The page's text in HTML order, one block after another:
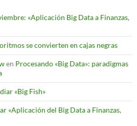
«Aplicación Big Data a Finanzas,
se convierten en cajas negras
en Procesando «Big Data»: paradigmas
«Big Fish»
«Aplicación del Big Data a Finanzas,